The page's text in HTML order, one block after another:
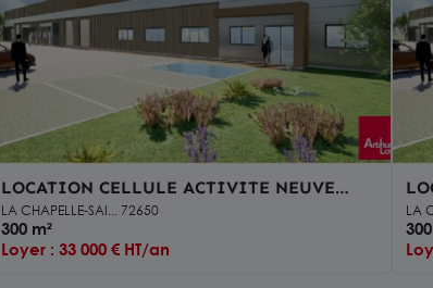
LOCATION CELLULE ACTIVITE NEUVE
300m²
LA CHAPELLE-SAI... 72650
300 m²
Loyer : 33 000 € HT/an
LA